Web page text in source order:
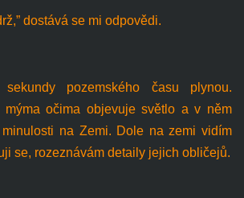
dostává se mi odpovědi.
pozemského času plynou.
mýma očima objevuje světlo a v něm
minulosti na Zemi. Dole na zemi vidím
se, rozeznávám detaily jejich obličejů.